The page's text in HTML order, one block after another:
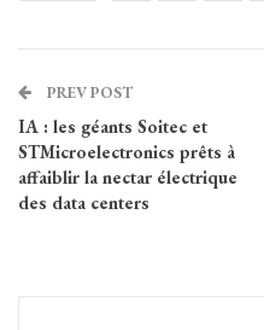
PREV POST
IA : les géants Soitec et
STMicroelectronics prêts à
affaiblir la nectar électrique
des data centers